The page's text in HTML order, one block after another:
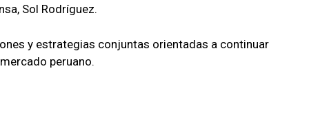
Sol Rodríguez.
y estrategias conjuntas orientadas a continuar
peruano.